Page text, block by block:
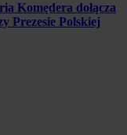
Komędera dołącza
Prezesie Polskiej